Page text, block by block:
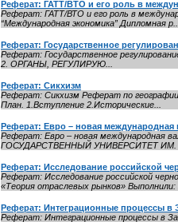
Реферат: ГАТТ/ВТО и его роль в
Реферат: ГАТТ/ВТО и его роль в
“Международная экономика” Дипломная р...
Реферат: Государственное
Реферат: Государственное
2. ОРГАНЫ, РЕГУЛИРУЮ...
Реферат: Сикхизм
Реферат: Сикхизм Реферат по
План. 1.Вступление 2.Исторические...
Реферат: Евро – новая международная
Реферат: Евро – новая
ГОСУДАРСТВЕННЫЙ УНИВЕРСИТЕТ ИМ.
Реферат: Исследование российской
Реферат: Исследование российской
«Теория отраслевых рынков» Выполнили:
Реферат: Интеграционные процессы в
Реферат: Интеграционные процессы